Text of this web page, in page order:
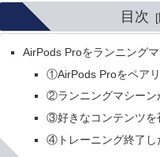
目次
AirPods Proをランニング
①AirPods Proをペア
②ランニングマシーン
③好きなコンテンツを
④トレーニング終了し